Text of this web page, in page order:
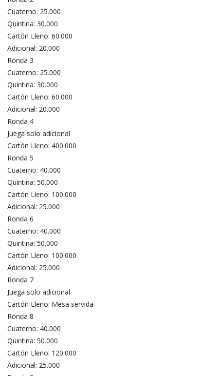
Cuaterno: 25.000
Quintina: 30.000
Cartón Lleno: 60.000
Adicional: 20.000
Ronda 3
Cuaterno: 25.000
Quintina: 30.000
Cartón Lleno: 60.000
Adicional: 20.000
Ronda 4
Juega solo adicional
Cartón Lleno: 400.000
Ronda 5
Cuaterno: 40.000
Quintina: 50.000
Cartón Lleno: 100.000
Adicional: 25.000
Ronda 6
Cuaterno: 40.000
Quintina: 50.000
Cartón Lleno: 100.000
Adicional: 25.000
Ronda 7
Juega solo adicional
Cartón Lleno: Mesa servida
Ronda 8
Cuaterno: 40.000
Quintina: 50.000
Cartón Lleno: 120.000
Adicional: 25.000